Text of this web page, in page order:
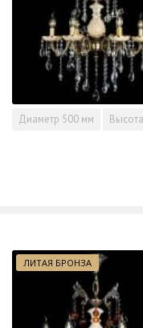
Диаметр 500 мм Высота
ЛИТАЯ БРОНЗА